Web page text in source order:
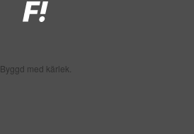
Feministiskt
initiativ
Byggd med kärlek.